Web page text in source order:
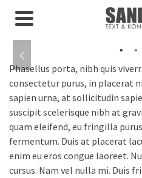
Phasellus porta, nibh quis
consectetur purus, in placerat
sapien urna, at sollicitudin
suscipit scelerisque nibh at
quam eleifend, eu fringilla
fermentum. Duis at placerat
enim eu eros congue laoreet.
cursus. Nam vel nulla mi. Duis